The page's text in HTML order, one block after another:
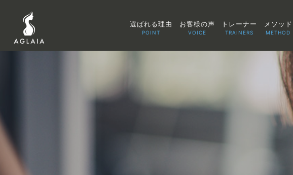
選ばれる理由
POINT
お客様の声
VOICE
トレーナー
TRAINERS
メソッド
METHOD